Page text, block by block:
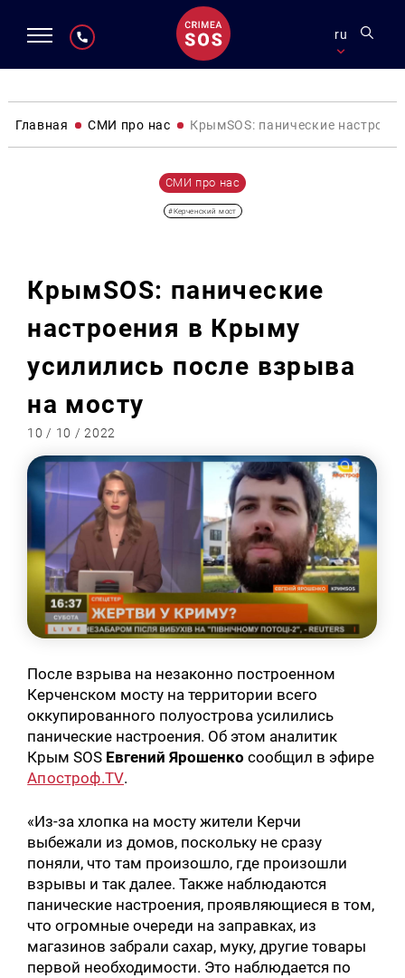
ru
Главная СМИ про нас КрымSOS: панические
СМИ про нас
#Керченский мост
КрымSOS: панические
настроения в Крыму
усилились после взрыва
на мосту
10 / 10 / 2022
После взрыва на незаконно построенном
Керченском мосту на территории всего
оккупированного полуострова усилились
панические настроения. Об этом аналитик
Крым SOS Евгений Ярошенко сообщил в эфире
Апостроф.TV.
«Из-за хлопка на мосту жители Керчи
выбежали из домов, поскольку не сразу
поняли, что там произошло, где произошли
взрывы и так далее. Также наблюдаются
панические настроения, проявляющиеся в том,
что огромные очереди на заправках, из
магазинов забрали сахар, муку, другие товары
первой необходимости. Это наблюдается по